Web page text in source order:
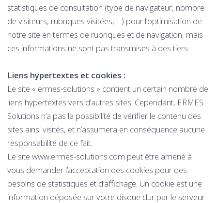
statistiques de consultation (type de navigateur, nombre
de visiteurs, rubriques visitées, …) pour l’optimisation de
notre site en termes de rubriques et de navigation, mais
ces informations ne sont pas transmises à des tiers.
Liens hypertextes et cookies :
Le site « ermes-solutions » contient un certain nombre de
liens hypertextes vers d’autres sites. Cependant, ERMES
Solutions n’a pas la possibilité de vérifier le contenu des
sites ainsi visités, et n’assumera en conséquence aucune
responsabilité de ce fait.
Le site www.ermes-solutions.com peut être amené à
vous demander l’acceptation des cookies pour des
besoins de statistiques et d’affichage. Un cookie est une
information déposée sur votre disque dur par le serveur